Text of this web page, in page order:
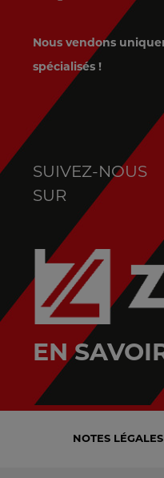
Nous vendons
spécialisés !
SUIVEZ-NOUS
SUR
EN
NOTES LÉGALES